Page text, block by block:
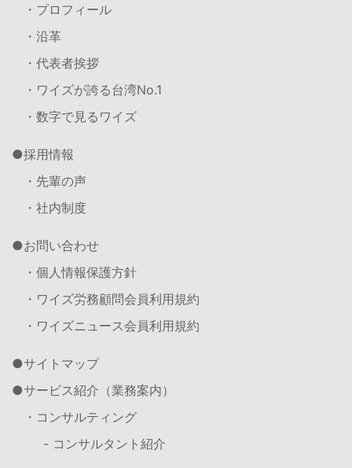
・プロフィール
・沿革
・代表者挨拶
・ワイズが誇る台湾No.1
・数字で見るワイズ
採用情報
・先輩の声
・社内制度
お問い合わせ
・個人情報保護方針
・ワイズ労務顧問会員利用規約
・ワイズニュース会員利用規約
サイトマップ
サービス紹介（業務案内）
・コンサルティング
- コンサルタント紹介